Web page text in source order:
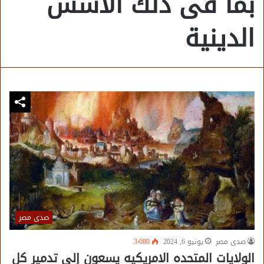
الدينية
صدى مصر
صدى مصر
يونيو 6, 2024 3٬080
الولايات المتحده الامريكيه يسعون إلى تدمير كل